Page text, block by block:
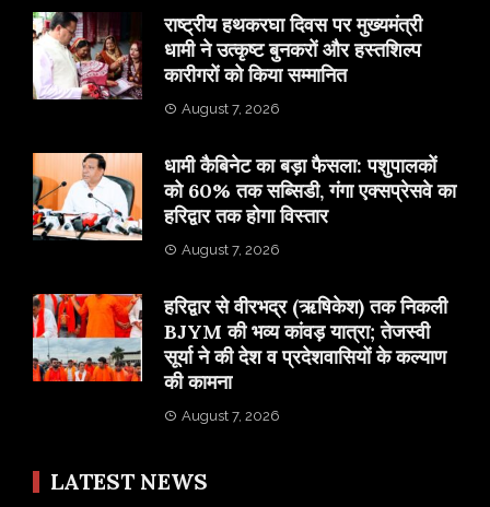
राष्ट्रीय हथकरघा दिवस पर मुख्यमंत्री
धामी ने उत्कृष्ट बुनकरों और हस्तशिल्प
कारीगरों को किया सम्मानित
August 7, 2026
​धामी कैबिनेट का बड़ा फैसला: पशुपालकों
को 60% तक सब्सिडी, गंगा एक्सप्रेसवे का
हरिद्वार तक होगा विस्तार
August 7, 2026
​हरिद्वार से वीरभद्र (ऋषिकेश) तक निकली
BJYM की भव्य कांवड़ यात्रा; तेजस्वी
सूर्या ने की देश व प्रदेशवासियों के कल्याण
की कामना
August 7, 2026
LATEST NEWS